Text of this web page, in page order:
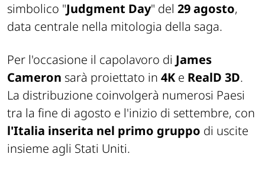
simbolico "Judgment Day" del 29 agosto,
data centrale nella mitologia della saga.
Per l'occasione il capolavoro di James
Cameron sarà proiettato in 4K e RealD 3D.
La distribuzione coinvolgerà numerosi Paesi
tra la fine di agosto e l'inizio di settembre, con
l'Italia inserita nel primo gruppo di uscite
insieme agli Stati Uniti.